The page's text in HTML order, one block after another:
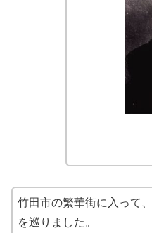
竹田市の繁華街に入って
を巡りました。